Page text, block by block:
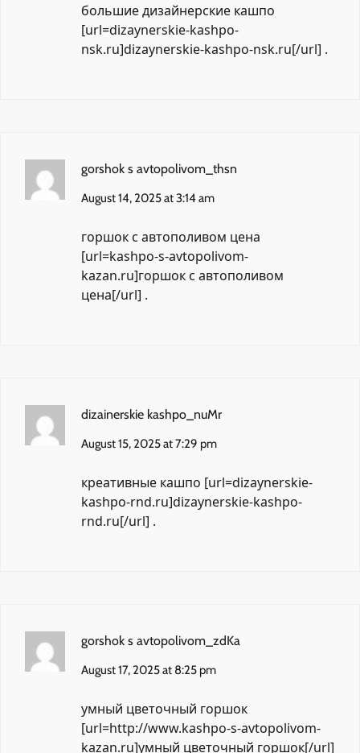
большие дизайнерские кашпо
[url=dizaynerskie-kashpo-
nsk.ru]dizaynerskie-kashpo-nsk.ru[/url] .
gorshok s avtopolivom_thsn
August 14, 2025 at 3:14 am
горшок с автополивом цена
[url=kashpo-s-avtopolivom-
kazan.ru]горшок с автополивом
цена[/url] .
dizainerskie kashpo_nuMr
August 15, 2025 at 7:29 pm
креативные кашпо [url=dizaynerskie-
kashpo-rnd.ru]dizaynerskie-kashpo-
rnd.ru[/url] .
gorshok s avtopolivom_zdKa
August 17, 2025 at 8:25 pm
умный цветочный горшок
[url=http://www.kashpo-s-avtopolivom-
kazan.ru]умный цветочный горшок[/url]